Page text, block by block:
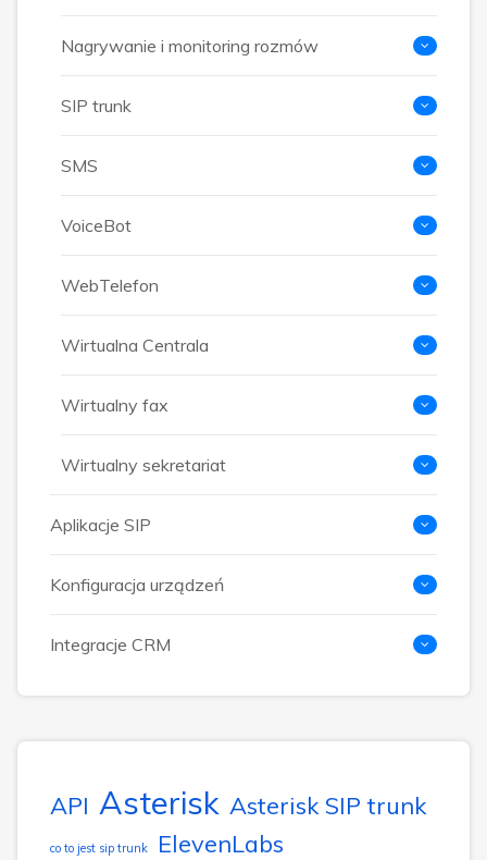
Nagrywanie i monitoring rozmów
SIP trunk
SMS
VoiceBot
WebTelefon
Wirtualna Centrala
Wirtualny fax
Wirtualny sekretariat
Aplikacje SIP
Konfiguracja urządzeń
Integracje CRM
API Asterisk Asterisk SIP trunk
co to jest sip trunk
ElevenLabs